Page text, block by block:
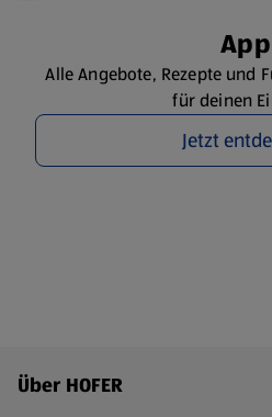
App
Alle Angebote, Rezepte und
für deinen
Jetzt
Fußzeilenmenü - weitere Links
Über HOFER